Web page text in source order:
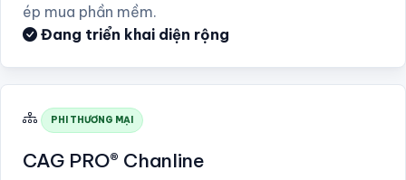
ép mua phần mềm.
Đang triển khai diện rộng
PHI THƯƠNG MẠI
CAG PRO® Chanline